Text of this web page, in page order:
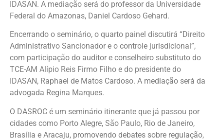
IDASAN. A mediação será do professor da Universidade
Federal do Amazonas, Daniel Cardoso Gehard.
Encerrando o seminário, o quarto painel discutirá “Direito
Administrativo Sancionador e o controle jurisdicional”,
com participação do auditor e conselheiro substituto do
TCE-AM Alípio Reis Firmo Filho e do presidente do
IDASAN, Raphael de Matos Cardoso. A mediação será da
advogada Regina Marques.
O DASROC é um seminário itinerante que já passou por
cidades como Porto Alegre, São Paulo, Rio de Janeiro,
Brasília e Aracaju, promovendo debates sobre regulação,